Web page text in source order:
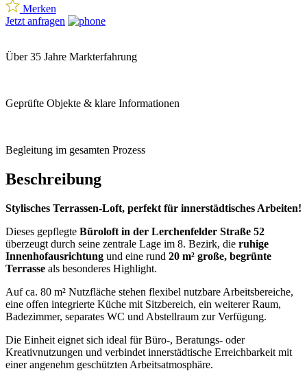
Merken
Jetzt anfragen
Über 35 Jahre Markterfahrung
Geprüfte Objekte & klare Informationen
Begleitung im gesamten Prozess
Beschreibung
Stylisches Terrassen-Loft, perfekt für innerstädtisches Arbeiten!
Dieses gepflegte Büroloft in der Lerchenfelder Straße 52
überzeugt durch seine zentrale Lage im 8. Bezirk, die ruhige
Innenhofausrichtung und eine rund 20 m² große, begrünte
Terrasse als besonderes Highlight.
Auf ca. 80 m² Nutzfläche stehen flexibel nutzbare Arbeitsbereiche,
eine offen integrierte Küche mit Sitzbereich, ein weiterer Raum,
Badezimmer, separates WC und Abstellraum zur Verfügung.
Die Einheit eignet sich ideal für Büro-, Beratungs- oder
Kreativnutzungen und verbindet innerstädtische Erreichbarkeit mit
einer angenehm geschützten Arbeitsatmosphäre.